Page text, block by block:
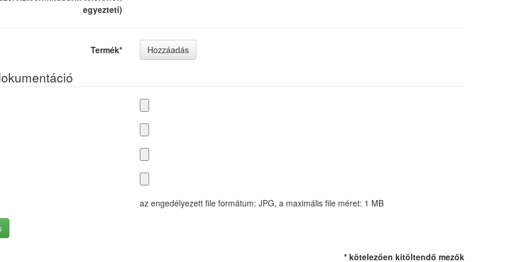
egyezteti)
Termék* Hozzáadás
az engedélyezett file formátum: JPG, a maximális file méret: 1 MB
* kötelezően kitöltendő mezők